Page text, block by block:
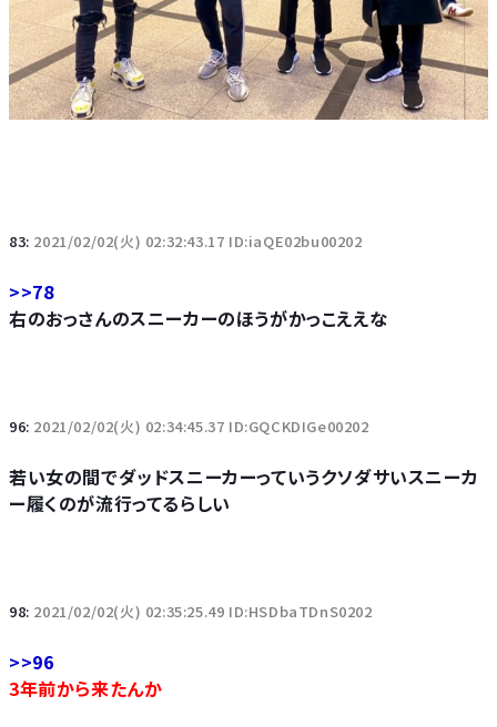
83: 2021/02/02(火) 02:32:43.17 ID:iaQE02bu00202
>>78
右のおっさんのスニーカーのほうがかっこええな
96: 2021/02/02(火) 02:34:45.37 ID:GQCKDIGe00202
若い女の間でダッドスニーカーっていうクソダサいスニーカ
ー履くのが流行ってるらしい
98: 2021/02/02(火) 02:35:25.49 ID:HSDbaTDnS0202
>>96
3年前から来たんか